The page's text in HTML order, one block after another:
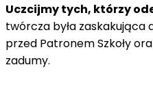
Uczcijmy tych, którzy
twórcza była zaskakująca
przed Patronem Szkoły
zadumy.